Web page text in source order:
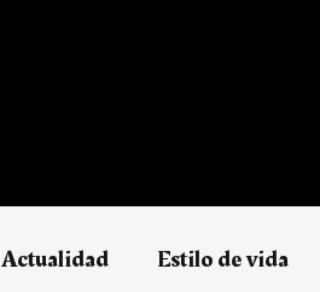
Actualidad Estilo de vida